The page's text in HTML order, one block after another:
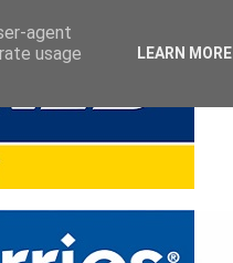
agent
usage
LEARN MORE